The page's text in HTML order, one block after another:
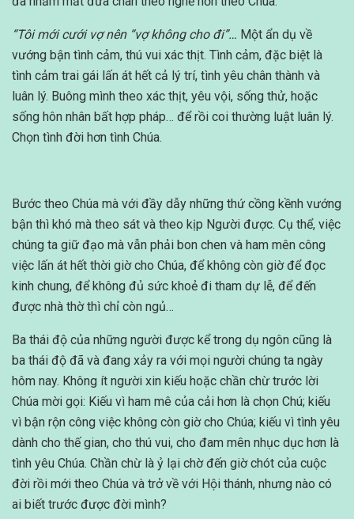
“Tôi mới cưới vợ nên “vợ không cho đi”… Một ẩn dụ về
vướng bận tình cảm, thú vui xác thịt. Tình cảm, đặc biệt là
tình cảm trai gái lấn át hết cả lý trí, tình yêu chân thành và
luân lý. Buông mình theo xác thịt, yêu vội, sống thử, hoặc
sống hôn nhân bất hợp pháp… để rồi coi thường luật luân lý.
Chọn tình đời hơn tình Chúa.
Bước theo Chúa mà với đầy dẫy những thứ cồng kềnh vướng
bận thì khó mà theo sát và theo kịp Người được. Cụ thể, việc
chúng ta giữ đạo mà vẫn phải bon chen và ham mên công
việc lấn át hết thời giờ cho Chúa, để không còn giờ để đọc
kinh chung, để không đủ sức khoẻ đi tham dự lễ, để đến
được nhà thờ thì chỉ còn ngủ…
Ba thái độ của những người được kể trong dụ ngôn cũng là
ba thái độ đã và đang xảy ra với mọi người chúng ta ngày
hôm nay. Không ít người xin kiếu hoặc chần chừ trước lời
Chúa mời gọi: Kiếu vì ham mê của cải hơn là chọn Chú; kiếu
vì bận rộn công việc không còn giờ cho Chúa; kiếu vì tình yêu
dành cho thế gian, cho thú vui, cho đam mên nhục dục hơn là
tình yêu Chúa. Chần chừ là ỷ lại chờ đến giờ chót của cuộc
đời rồi mới theo Chúa và trở về với Hội thánh, nhưng nào có
ai biết trước được đời mình?